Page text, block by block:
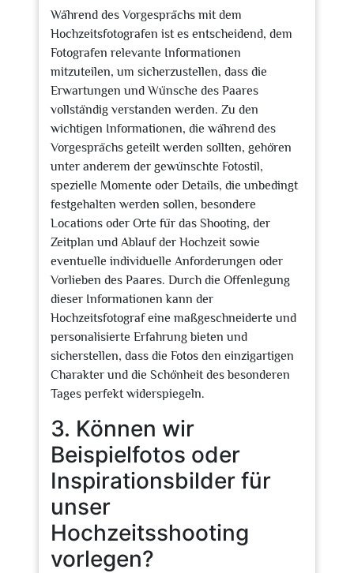
Während des Vorgesprächs mit dem
Hochzeitsfotografen ist es entscheidend, dem
Fotografen relevante Informationen
mitzuteilen, um sicherzustellen, dass die
Erwartungen und Wünsche des Paares
vollständig verstanden werden. Zu den
wichtigen Informationen, die während des
Vorgesprächs geteilt werden sollten, gehören
unter anderem der gewünschte Fotostil,
spezielle Momente oder Details, die unbedingt
festgehalten werden sollen, besondere
Locations oder Orte für das Shooting, der
Zeitplan und Ablauf der Hochzeit sowie
eventuelle individuelle Anforderungen oder
Vorlieben des Paares. Durch die Offenlegung
dieser Informationen kann der
Hochzeitsfotograf eine maßgeschneiderte und
personalisierte Erfahrung bieten und
sicherstellen, dass die Fotos den einzigartigen
Charakter und die Schönheit des besonderen
Tages perfekt widerspiegeln.
3. Können wir
Beispielfotos oder
Inspirationsbilder für
unser
Hochzeitsshooting
vorlegen?